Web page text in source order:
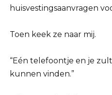
huisvestingsaanvragen
Toen keek ze naar mij.
“Eén telefoontje en je
kunnen vinden.”